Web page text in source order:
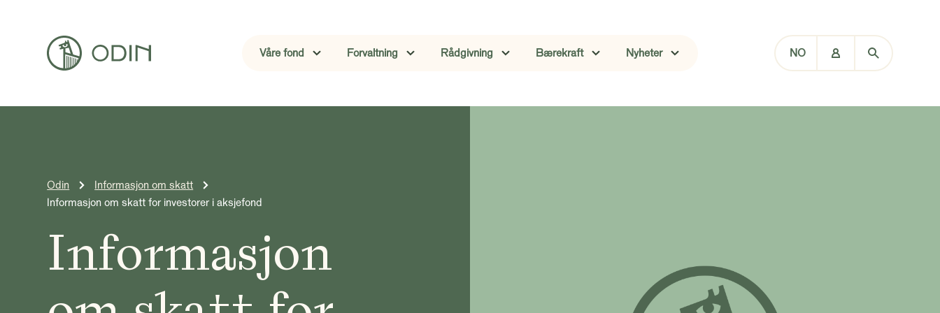
Våre fond Forvaltning Rådgivning Bærekraft Nyheter NO
Odin
Informasjon om skatt
Informasjon om skatt for investorer i aksjefond
Informasjon